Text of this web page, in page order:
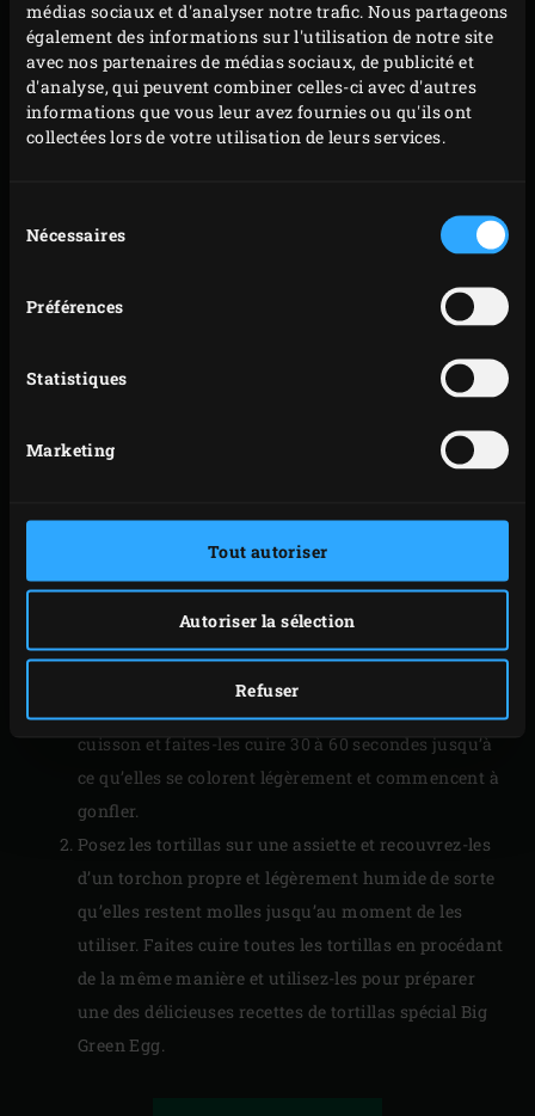
médias sociaux et d'analyser notre trafic. Nous partageons
également des informations sur l'utilisation de notre site
avec nos partenaires de médias sociaux, de publicité et
d'analyse, qui peuvent combiner celles-ci avec d'autres
informations que vous leur avez fournies ou qu'ils ont
collectées lors de votre utilisation de leurs services.
duNécessaires
Préférences
Statistiques
Marketing
Tout autoriser
Autoriser la sélection
Refuser
sur un plan de travail préalablement fariné (vous
pouvez également les recouvrir d’un film plastique
et les aplatir à l’aide d’une casserole).
PRÉPARATION
cuisson et faites-les cuire 30 à 60 secondes jusqu’à
ce qu’elles se colorent légèrement et commencent à
gonfler.
Posez les tortillas sur une assiette et recouvrez-les
d’un torchon propre et légèrement humide de sorte
qu’elles restent molles jusqu’au moment de les
utiliser. Faites cuire toutes les tortillas en procédant
de la même manière et utilisez-les pour préparer
une des délicieuses recettes de tortillas spécial Big
Green Egg.